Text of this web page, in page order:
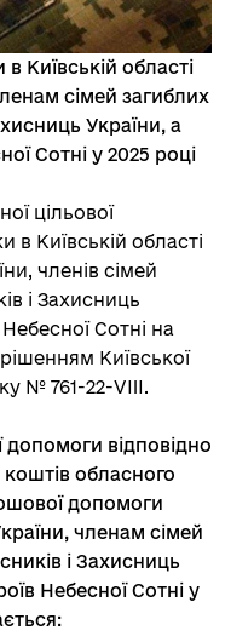
Київській області
сімей загиблих
України, а
Сотні у 2025 році
цільової
в Київській області
членів сімей
і Захисниць
Сотні на
Київської
№ 761-22-VIII.
відповідно
обласного
допомоги
членам сімей
і Захисниць
Небесної Сотні у